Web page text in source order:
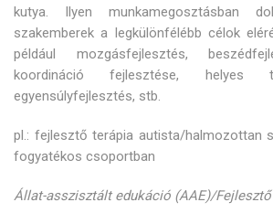
kutya. Ilyen munkamegosztásban
szakemberek a legkülönfélébb célok
például mozgásfejlesztés,
koordináció fejlesztése, helyes
egyensúlyfejlesztés, stb.
pl.: fejlesztő terápia autista/halmozottan
fogyatékos csoportban
Állat-asszisztált edukáció (AAE)/